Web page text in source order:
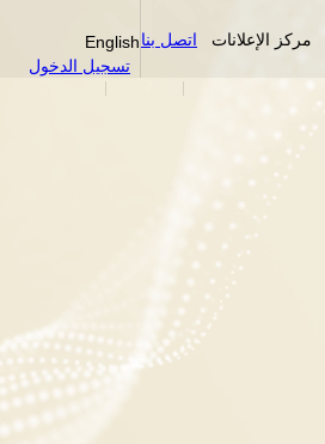
مركز الإعلانات اتصل بناEnglish
تسجيل الدخول